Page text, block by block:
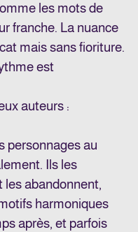
les mots de
franche. La nuance
mais sans fioriture.
est
auteurs :
personnages au
Ils les
les abandonnent,
harmoniques
après, et parfois